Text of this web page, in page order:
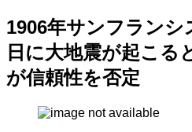
1906年サンフランシ
日に大地震が起こる
が信頼性を否定